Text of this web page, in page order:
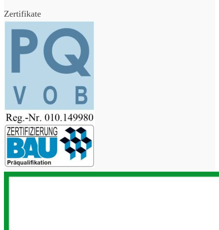
Zertifikate